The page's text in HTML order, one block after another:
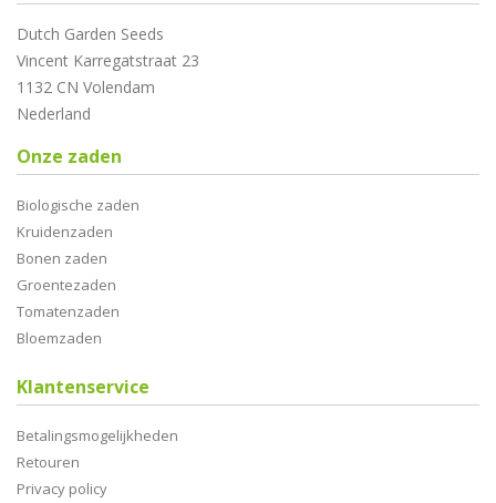
Dutch Garden Seeds
Vincent Karregatstraat 23
1132 CN Volendam
Nederland
Onze zaden
Biologische zaden
Kruidenzaden
Bonen zaden
Groentezaden
Tomatenzaden
Bloemzaden
Klantenservice
Betalingsmogelijkheden
Retouren
Privacy policy